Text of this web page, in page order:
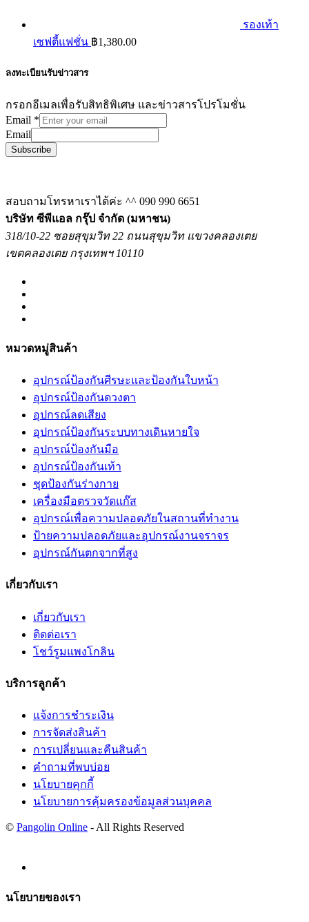
รองเท้า
เซฟตี้แฟชั่น ฿1,380.00
ลงทะเบียนรับข่าวสาร
กรอกอีเมลเพื่อรับสิทธิพิเศษ และข่าวสารโปรโมชั่น
Email *
Email
Subscribe
สอบถามโทรหาเราได้ค่ะ ^^ 090 990 6651
บริษัท ซีพีแอล กรุ๊ป จำกัด (มหาชน)
318/10-22 ซอยสุขุมวิท 22 ถนนสุขุมวิท แขวงคลองเตย
เขตคลองเตย กรุงเทพฯ 10110
หมวดหมู่สินค้า
อุปกรณ์ป้องกันศีรษะและป้องกันใบหน้า
อุปกรณ์ป้องกันดวงตา
อุปกรณ์ลดเสียง
อุปกรณ์ป้องกันระบบทางเดินหายใจ
อุปกรณ์ป้องกันมือ
อุปกรณ์ป้องกันเท้า
ชุดป้องกันร่างกาย
เครื่องมือตรวจวัดแก๊ส
อุปกรณ์เพื่อความปลอดภัยในสถานที่ทำงาน
ป้ายความปลอดภัยและอุปกรณ์งานจราจร
อุปกรณ์กันตกจากที่สูง
เกี่ยวกับเรา
เกี่ยวกับเรา
ติดต่อเรา
โชว์รูมแพงโกลิน
บริการลูกค้า
แจ้งการชำระเงิน
การจัดส่งสินค้า
การเปลี่ยนและคืนสินค้า
คำถามที่พบบ่อย
นโยบายคุกกี้
นโยบายการคุ้มครองข้อมูลส่วนบุคคล
© Pangolin Online - All Rights Reserved
นโยบายของเรา